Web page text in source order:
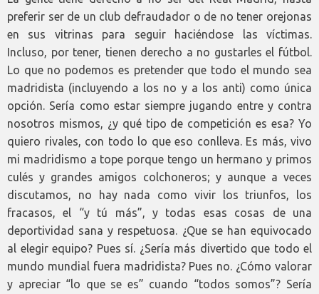
preferir ser de un club defraudador o de no tener orejonas
en sus vitrinas para seguir haciéndose las víctimas.
Incluso, por tener, tienen derecho a no gustarles el fútbol.
Lo que no podemos es pretender que todo el mundo sea
madridista (incluyendo a los no y a los anti) como única
opción. Sería como estar siempre jugando entre y contra
nosotros mismos, ¿y qué tipo de competición es esa? Yo
quiero rivales, con todo lo que eso conlleva. Es más, vivo
mi madridismo a tope porque tengo un hermano y primos
culés y grandes amigos colchoneros; y aunque a veces
discutamos, no hay nada como vivir los triunfos, los
fracasos, el “y tú más”, y todas esas cosas de una
deportividad sana y respetuosa. ¿Que se han equivocado
al elegir equipo? Pues sí. ¿Sería más divertido que todo el
mundo mundial fuera madridista? Pues no. ¿Cómo valorar
y apreciar “lo que se es” cuando “todos somos”? Sería